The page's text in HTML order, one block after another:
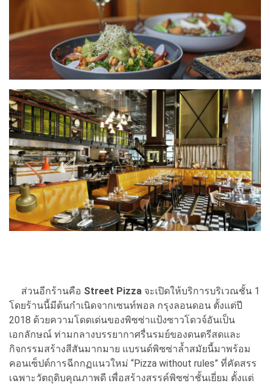
ส่วนอีกร้านคือ Street Pizza จะเปิดให้บริการบริเวณชั้น 1
โดยร้านนี้มีต้นกำเนิดจากเซนท์พอล กรุงลอนดอน ตั้งแต่ปี
2018 ด้วยความโดดเด่นของพิซซ่าแป้งซาวโดวจ์อันเป็น
เอกลักษณ์ ท่ามกลางบรรยากาศรื่นรมย์ของดนตรีสดและ
กิจกรรมสร้างสีสันมากมาย แบรนด์พิซซ่าล้ำสมัยนี้มาพร้อม
คอนเซ็ปต์การฉีกกฏแนวใหม่ “Pizza without rules” ที่คัดสรร
เฉพาะวัตถุดิบคุณภาพดี เพื่อสร้างสรรค์พิซซ่าชั้นเยี่ยม ตั้งแต่